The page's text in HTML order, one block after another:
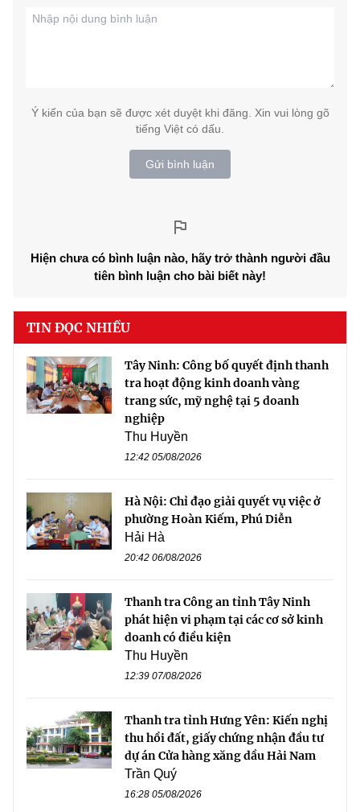
Ý kiến của bạn sẽ được xét duyệt khi đăng. Xin vui lòng gõ
tiếng Việt có dấu.
Gửi bình luận
Hiện chưa có bình luận nào, hãy trở thành người đầu
tiên bình luận cho bài biết này!
TIN ĐỌC NHIỀU
Tây Ninh: Công bố quyết định thanh
tra hoạt động kinh doanh vàng
trang sức, mỹ nghệ tại 5 doanh
nghiệp
Thu Huyền
12:42 05/08/2026
Hà Nội: Chỉ đạo giải quyết vụ việc ở
phường Hoàn Kiếm, Phú Diễn
Hải Hà
20:42 06/08/2026
Thanh tra Công an tỉnh Tây Ninh
phát hiện vi phạm tại các cơ sở kinh
doanh có điều kiện
Thu Huyền
12:39 07/08/2026
Thanh tra tỉnh Hưng Yên: Kiến nghị
thu hồi đất, giấy chứng nhận đầu tư
dự án Cửa hàng xăng dầu Hải Nam
Trần Quý
16:28 05/08/2026